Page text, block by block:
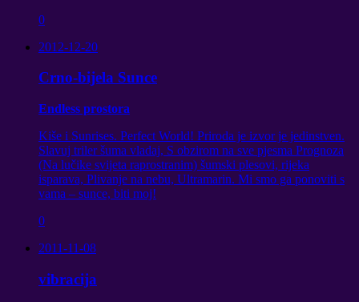
0
2012-12-20
Crno-bijela Sunce
Endless prostora
Kiše i Sunrises. Perfect World! Priroda je izvor je jedinstven.
Slavuj triler šuma vladaj, S obzirom na sve pjesma Prognoza
(Na lučike svijeta raprostranim) šumski plesovi, rijeka
isparava, Plivanje na nebu, Ultramarin. Mi smo ga ponoviti s
vama – sunce, biti moj!
0
2011-11-08
vibracija